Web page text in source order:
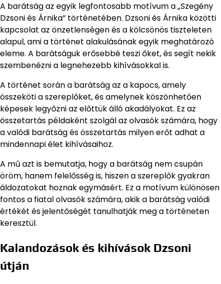
A barátság az egyik legfontosabb motívum a „Szegény
Dzsoni és Árnika” történetében. Dzsoni és Árnika közötti
kapcsolat az önzetlenségen és a kölcsönös tiszteleten
alapul, ami a történet alakulásának egyik meghatározó
eleme. A barátságuk erősebbé teszi őket, és segít nekik
szembenézni a legnehezebb kihívásokkal is.
A történet során a barátság az a kapocs, amely
összeköti a szereplőket, és amelynek köszönhetően
képesek legyőzni az előttük álló akadályokat. Ez az
összetartás példaként szolgál az olvasók számára, hogy
a valódi barátság és összetartás milyen erőt adhat a
mindennapi élet kihívásaihoz.
A mű azt is bemutatja, hogy a barátság nem csupán
öröm, hanem felelősség is, hiszen a szereplők gyakran
áldozatokat hoznak egymásért. Ez a motívum különösen
fontos a fiatal olvasók számára, akik a barátság valódi
értékét és jelentőségét tanulhatják meg a történeten
keresztül.
Kalandozások és kihívások Dzsoni
útján